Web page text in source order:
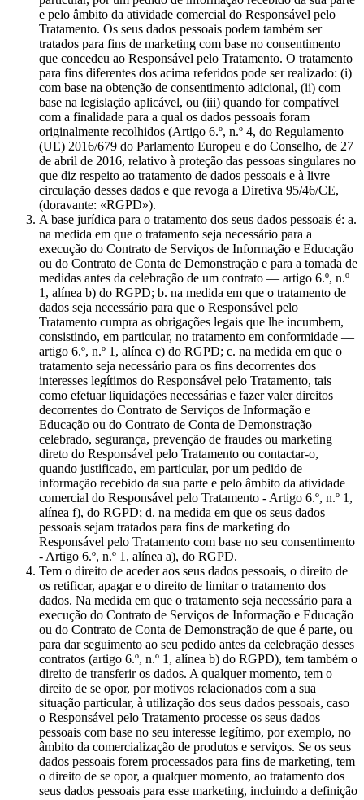
e pelo âmbito da atividade comercial do Responsável pelo
Tratamento. Os seus dados pessoais podem também ser
tratados para fins de marketing com base no consentimento
que concedeu ao Responsável pelo Tratamento. O tratamento
para fins diferentes dos acima referidos pode ser realizado: (i)
com base na obtenção de consentimento adicional, (ii) com
base na legislação aplicável, ou (iii) quando for compatível
com a finalidade para a qual os dados pessoais foram
originalmente recolhidos (Artigo 6.º, n.º 4, do Regulamento
(UE) 2016/679 do Parlamento Europeu e do Conselho, de 27
de abril de 2016, relativo à proteção das pessoas singulares no
que diz respeito ao tratamento de dados pessoais e à livre
circulação desses dados e que revoga a Diretiva 95/46/CE,
(doravante: «RGPD»).
A base jurídica para o tratamento dos seus dados pessoais é: a.
na medida em que o tratamento seja necessário para a
execução do Contrato de Serviços de Informação e Educação
ou do Contrato de Conta de Demonstração e para a tomada de
medidas antes da celebração de um contrato — artigo 6.º, n.º
1, alínea b) do RGPD; b. na medida em que o tratamento de
dados seja necessário para que o Responsável pelo
Tratamento cumpra as obrigações legais que lhe incumbem,
consistindo, em particular, no tratamento em conformidade —
artigo 6.º, n.º 1, alínea c) do RGPD; c. na medida em que o
tratamento seja necessário para os fins decorrentes dos
interesses legítimos do Responsável pelo Tratamento, tais
como efetuar liquidações necessárias e fazer valer direitos
decorrentes do Contrato de Serviços de Informação e
Educação ou do Contrato de Conta de Demonstração
celebrado, segurança, prevenção de fraudes ou marketing
direto do Responsável pelo Tratamento ou contactar-o,
quando justificado, em particular, por um pedido de
informação recebido da sua parte e pelo âmbito da atividade
comercial do Responsável pelo Tratamento - Artigo 6.º, n.º 1,
alínea f), do RGPD; d. na medida em que os seus dados
pessoais sejam tratados para fins de marketing do
Responsável pelo Tratamento com base no seu consentimento
- Artigo 6.º, n.º 1, alínea a), do RGPD.
Tem o direito de aceder aos seus dados pessoais, o direito de
os retificar, apagar e o direito de limitar o tratamento dos
dados. Na medida em que o tratamento seja necessário para a
execução do Contrato de Serviços de Informação e Educação
ou do Contrato de Conta de Demonstração de que é parte, ou
para dar seguimento ao seu pedido antes da celebração desses
contratos (artigo 6.º, n.º 1, alínea b) do RGPD), tem também o
direito de transferir os dados. A qualquer momento, tem o
direito de se opor, por motivos relacionados com a sua
situação particular, à utilização dos seus dados pessoais, caso
o Responsável pelo Tratamento processe os seus dados
pessoais com base no seu interesse legítimo, por exemplo, no
âmbito da comercialização de produtos e serviços. Se os seus
dados pessoais forem processados para fins de marketing, tem
o direito de se opor, a qualquer momento, ao tratamento dos
seus dados pessoais para esse marketing, incluindo a definição